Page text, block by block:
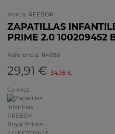
Marca: REEBOK
ZAPATILLAS
PRIME 2.0 100209452
Referencia: 114898
29,91 € 34,95 €
Colores